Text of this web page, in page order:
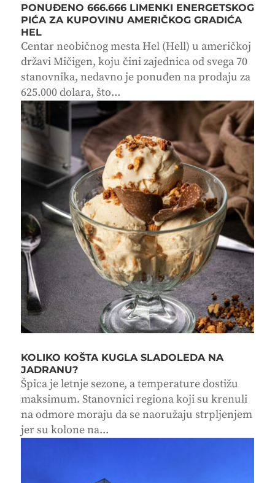
PONUĐENO 666.666 LIMENKI ENERGETSKOG
PIĆA ZA KUPOVINU AMERIČKOG GRADIĆA
HEL
Centar neobičnog mesta Hel (Hell) u američkoj
državi Mičigen, koju čini zajednica od svega 70
stanovnika, nedavno je ponuđen na prodaju za
625.000 dolara, što...
KOLIKO KOŠTA KUGLA SLADOLEDA NA
JADRANU?
Špica je letnje sezone, a temperature dostižu
maksimum. Stanovnici regiona koji su krenuli
na odmore moraju da se naoružaju strpljenjem
jer su kolone na...